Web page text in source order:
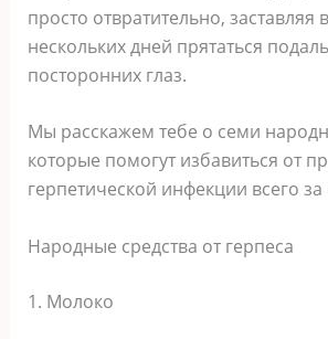
просто отвратительно, заставляя
нескольких дней прятаться
посторонних глаз.
Мы расскажем тебе о семи
которые помогут избавиться от
герпетической инфекции всего
Народные средства от герпеса
1. Молоко